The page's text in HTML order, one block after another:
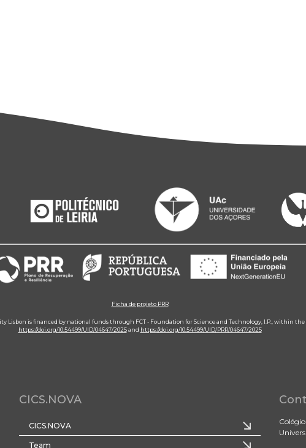
Ficha de projeto PRR
Lisbon is financed by national funds through FCT - Foundation for Science and Technology, I.P., within the
https://doi.org/10.54499/UID/04647/2025and https://doi.org/10.54499/UID/PRR/04647/2025
CICS.NOVA
CICS.NOVA
Team